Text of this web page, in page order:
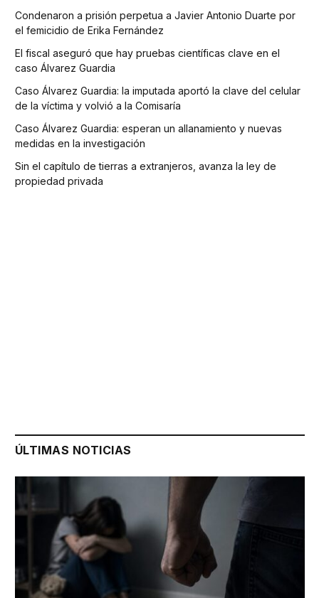
Condenaron a prisión perpetua a Javier Antonio Duarte por
el femicidio de Erika Fernández
El fiscal aseguró que hay pruebas científicas clave en el
caso Álvarez Guardia
Caso Álvarez Guardia: la imputada aportó la clave del celular
de la víctima y volvió a la Comisaría
Caso Álvarez Guardia: esperan un allanamiento y nuevas
medidas en la investigación
Sin el capítulo de tierras a extranjeros, avanza la ley de
propiedad privada
ÚLTIMAS NOTICIAS